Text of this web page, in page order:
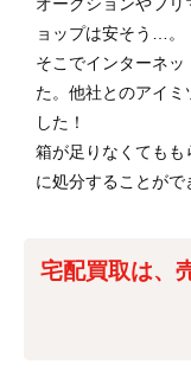
ョップは安そう…。
そこでインターネ
た。他社とのアイミ
した！
箱が足りなくても
に処分することがで
宅配買取は、